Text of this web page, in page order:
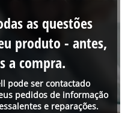
pode ser contactado
pedidos de informação
e reparações.
as questões
produto - antes,
a compra.